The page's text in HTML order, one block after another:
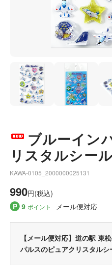
ブルーイン
リスタルシール
KAWA-0105_2000000025131
990円(税込)
P 9 ポイント メール便対応
【メール便対応】道の駅 東
パルスのピュアクリスタルシ